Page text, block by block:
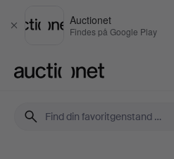
Luk
Auctionet
Findes på Google Play